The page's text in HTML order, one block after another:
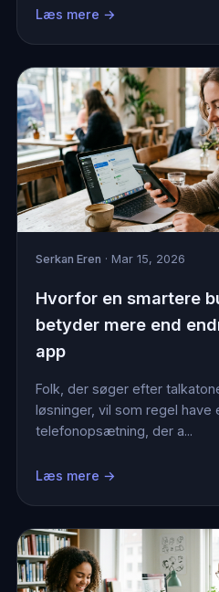
Læs mere →
Serkan Eren · Mar 15, 2026
Hvorfor en smartere
betyder mere end
app
Folk, der søger efter
løsninger, vil som regel have
telefonopsætning, der a...
Læs mere →